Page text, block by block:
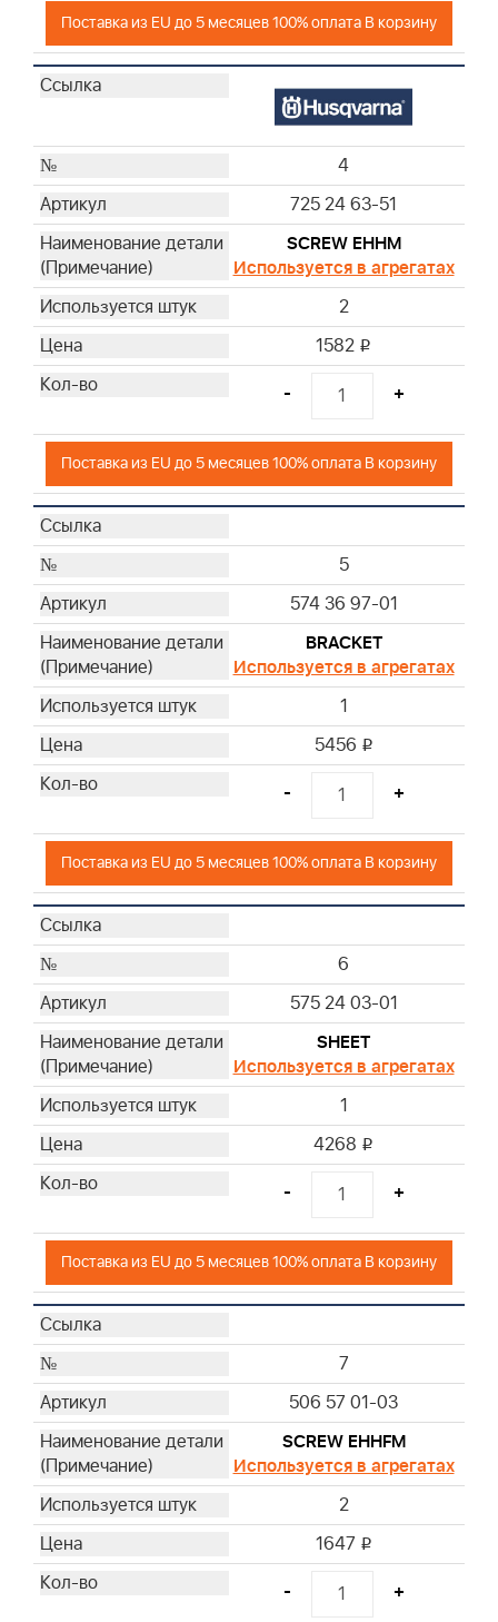
Поставка из EU до 5 месяцев 100% оплата В корзину
4
725 24 63-51
SCREW EHHM
Используется в агрегатах
2
1582 i
- +
Поставка из EU до 5 месяцев 100% оплата В корзину
5
574 36 97-01
BRACKET
Используется в агрегатах
1
5456 i
- +
Поставка из EU до 5 месяцев 100% оплата В корзину
6
575 24 03-01
SHEET
Используется в агрегатах
1
4268 i
- +
Поставка из EU до 5 месяцев 100% оплата В корзину
7
506 57 01-03
SCREW EHHFM
Используется в агрегатах
2
1647 i
- +